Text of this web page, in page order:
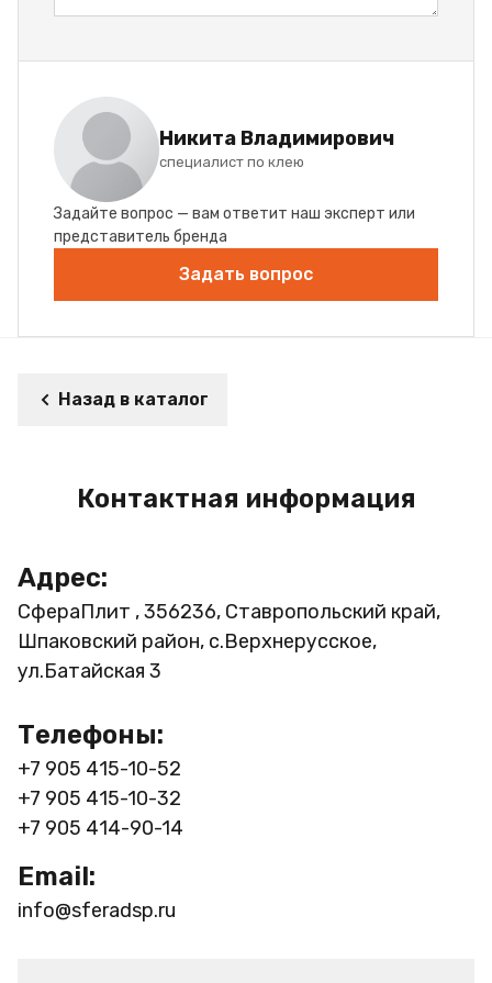
Никита Владимирович
специалист по клею
Задайте вопрос — вам ответит наш эксперт или
представитель бренда
Задать вопрос
Назад в каталог
Контактная информация
Адрес:
СфераПлит , 356236, Ставропольский край,
Шпаковский район, с.Верхнерусское,
ул.Батайская 3
Телефоны:
+7 905 415-10-52
+7 905 415-10-32
+7 905 414-90-14
Email:
info@sferadsp.ru